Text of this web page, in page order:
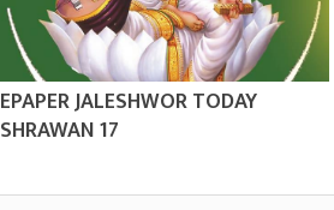
EPAPER JALESHWOR TODAY
SHRAWAN 17